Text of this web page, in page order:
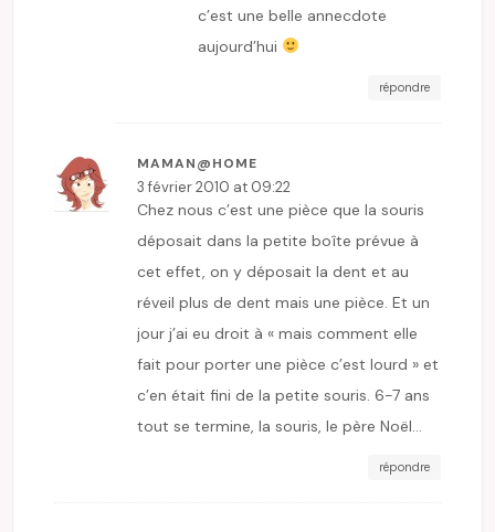
c’est une belle annecdote
aujourd’hui
répondre
MAMAN@HOME
3 février 2010 at 09:22
Chez nous c’est une pièce que la souris
déposait dans la petite boîte prévue à
cet effet, on y déposait la dent et au
réveil plus de dent mais une pièce. Et un
jour j’ai eu droit à « mais comment elle
fait pour porter une pièce c’est lourd » et
c’en était fini de la petite souris. 6-7 ans
tout se termine, la souris, le père Noël…
répondre